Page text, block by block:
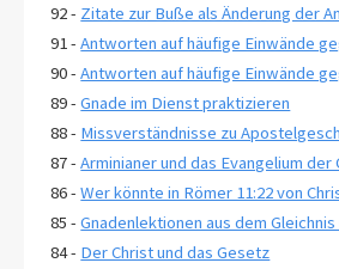
92 - Zitate zur Buße als Änderung der
91 -Antworten auf häufige Einwände
90 -Antworten auf häufige Einwände
89 -Gnade im Dienst praktizieren
88 - Missverständnisse zu
87 -Arminianer und das Evangelium der
86 -Wer könnte in Römer 11:22 von
85 -Gnadenlektionen aus dem
84 - Der Christ und das Gesetz